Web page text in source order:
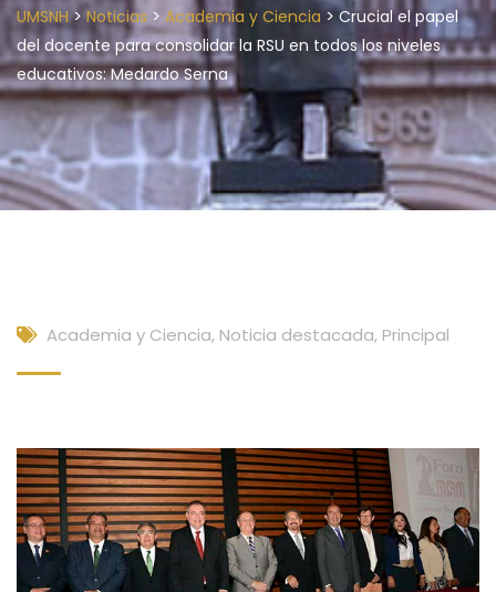
UMSNH> Noticias > Academia y Ciencia >Crucial el papel
del docente para consolidar la RSU en todos los niveles
educativos: Medardo Serna
Academia y Ciencia, Noticia destacada, Principal